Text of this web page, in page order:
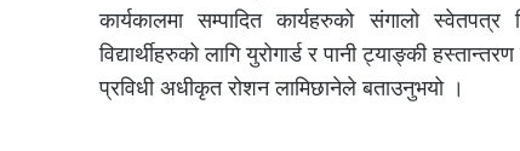
कार्यकालमा सम्पादित कार्यहरुको संगालो स्वेतपत्र
विद्यार्थीहरुको लागि युरोगार्ड र पानी ट्याङ्की
प्रविधी अधीकृत रोशन लामिछानेले बताउनुभयो ।